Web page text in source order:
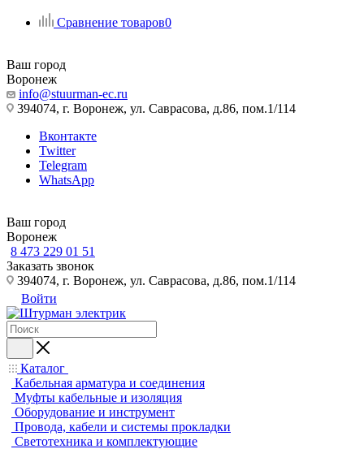
Сравнение товаров0
Ваш город
Воронеж
info@stuurman-ec.ru
394074, г. Воронеж, ул. Саврасова, д.86, пом.1/114
Вконтакте
Twitter
Telegram
WhatsApp
Ваш город
Воронеж
8 473 229 01 51
Заказать звонок
394074, г. Воронеж, ул. Саврасова, д.86, пом.1/114
Войти
Каталог
Кабельная арматура и соединения
Муфты кабельные и изоляция
Оборудование и инструмент
Провода, кабели и системы прокладки
Светотехника и комплектующие